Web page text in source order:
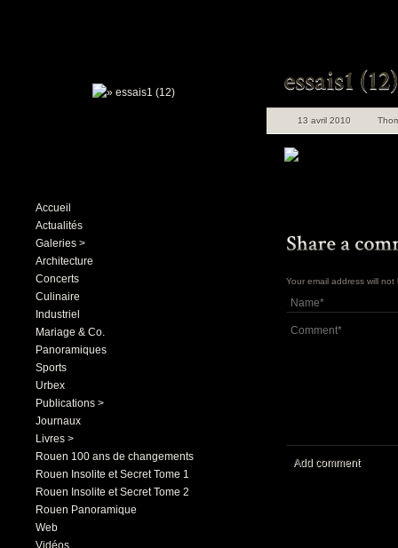
Accueil
Actualités
Galeries >
Architecture
Concerts
Culinaire
Industriel
Mariage & Co.
Panoramiques
Sports
Urbex
Publications >
Journaux
Livres >
Rouen 100 ans de changements
Rouen Insolite et Secret Tome 1
Rouen Insolite et Secret Tome 2
Rouen Panoramique
Web
Vidéos
13 avril 2010
Your email address will
Add comment